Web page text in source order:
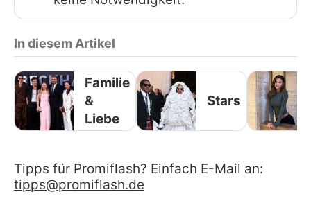
In diesem Artikel
Familie
&
Liebe
Stars
Tipps für Promiflash? Einfach E-Mail an:
tipps@promiflash.de